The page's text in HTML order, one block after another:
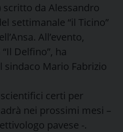
da Alessandro
settimanale “il Ticino”
All’evento,
Delfino”, ha
sindaco Mario Fabrizio
certi per
nei prossimi mesi –
pavese -.